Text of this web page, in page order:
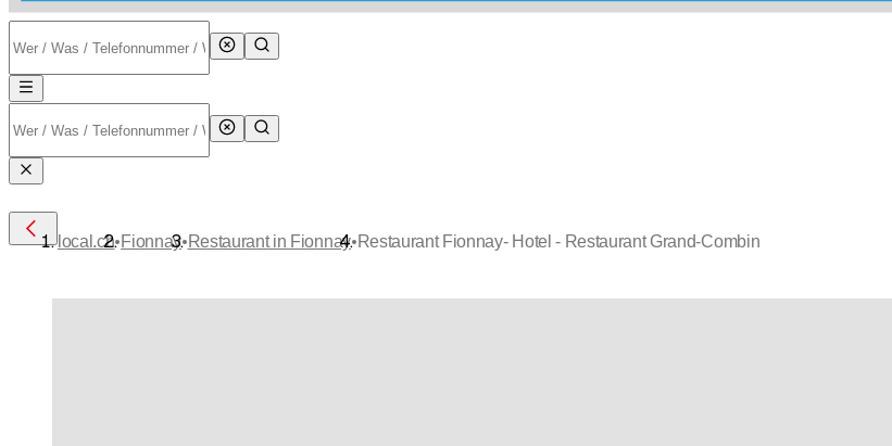
local.ch•Fionnay•Restaurant in Fionnay•Restaurant Fionnay- Hotel - Restaurant Grand-Combin